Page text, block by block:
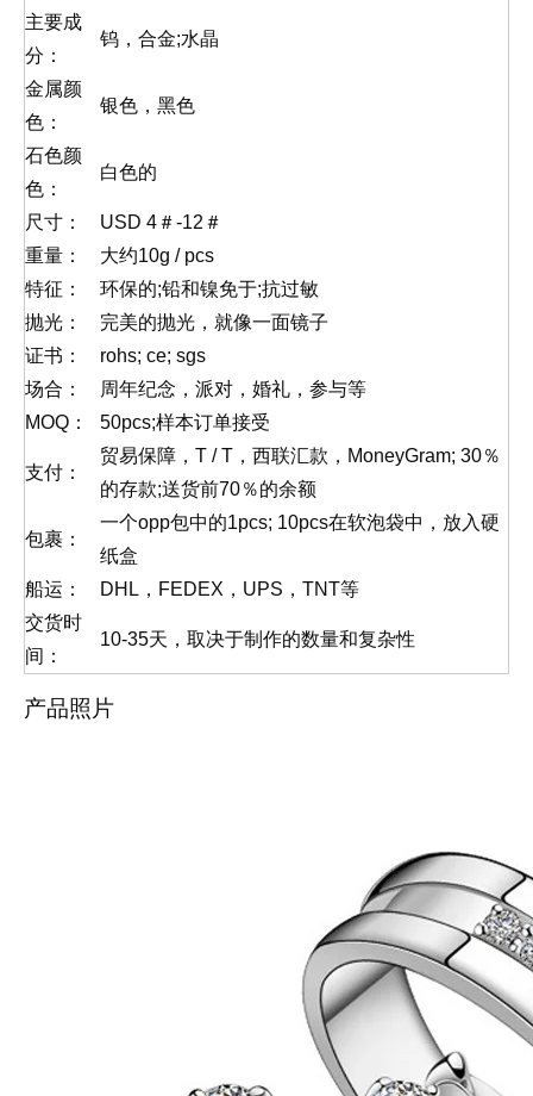
主要成
分：
钨，合金;水晶
金属颜
色：
银色，黑色
石色颜
色：
白色的
尺寸：
USD 4＃-12＃
重量：
大约10g / pcs
特征：
环保的;铅和镍免于;抗过敏
抛光：
完美的抛光，就像一面镜子
证书：
rohs; ce; sgs
场合：
周年纪念，派对，婚礼，参与等
MOQ：
50pcs;样本订单接受
支付：
贸易保障，T / T，西联汇款，MoneyGram; 30％
的存款;送货前70％的余额
包裹：
一个opp包中的1pcs; 10pcs在软泡袋中，放入硬
纸盒
船运：
DHL，FEDEX，UPS，TNT等
交货时
间：
10-35天，取决于制作的数量和复杂性
产品照片